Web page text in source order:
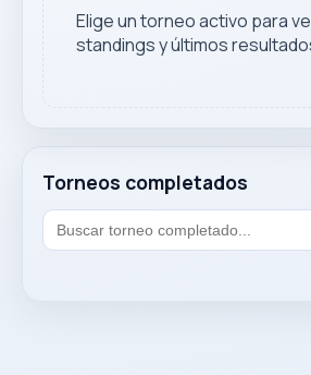
Torneos completados
Elige un torneo activo para
standings y últimos